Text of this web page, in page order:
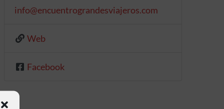
info@encuentrograndesviajeros.com
Web
Facebook